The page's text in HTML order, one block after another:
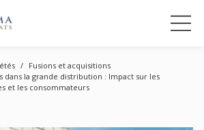
Fusions et acquisitions
dans la grande distribution : Impact sur les
et les consommateurs